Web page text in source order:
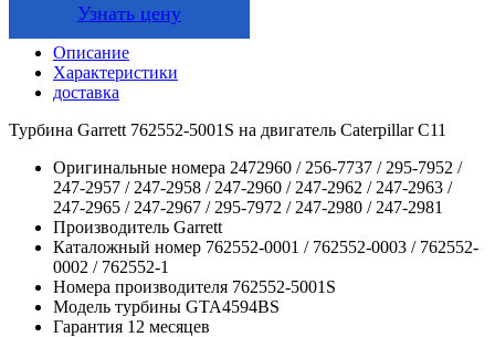
Узнать цену
Описание
Характеристики
доставка
Турбина Garrett 762552-5001S на двигатель Caterpillar C11
Оригинальные номера 2472960 / 256-7737 / 295-7952 /
247-2957 / 247-2958 / 247-2960 / 247-2962 / 247-2963 /
247-2965 / 247-2967 / 295-7972 / 247-2980 / 247-2981
Производитель Garrett
Каталожный номер 762552-0001 / 762552-0003 / 762552-
0002 / 762552-1
Номера производителя 762552-5001S
Модель турбины GTA4594BS
Гарантия 12 месяцев